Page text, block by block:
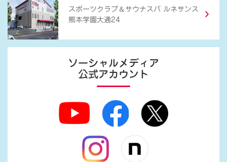
スポーツクラブ ＆ サウナスパ ルネサンス
熊本学園大通24
ソーシャルメディア
公式アカウント